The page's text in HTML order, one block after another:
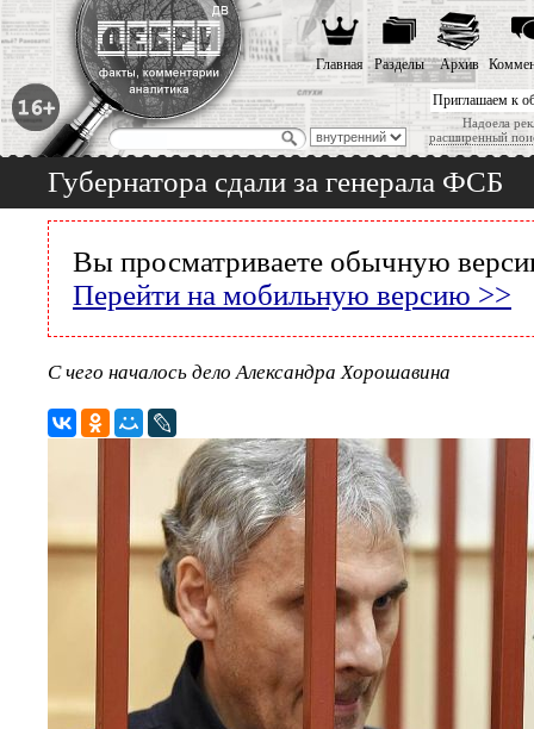
Приглашаем к
Надоела
расширенный
Главная Разделы Архив
Губернатора сдали за генерала ФСБ
Вы просматриваете обычную
Перейти на мобильную версию >>
С чего началось дело Александра Хорошавина